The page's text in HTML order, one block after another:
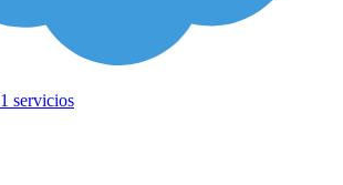
1 servicios